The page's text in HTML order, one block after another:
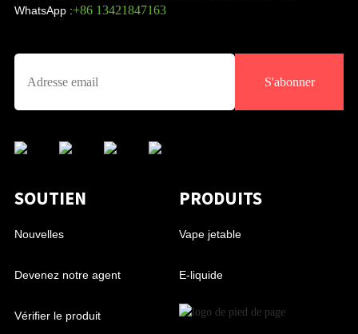
WhatsApp :+86 13421847163
S'abonner
SOUTIEN
Nouvelles
Devenez notre agent
Vérifier le produit
PRODUITS
Vape jetable
E-liquide